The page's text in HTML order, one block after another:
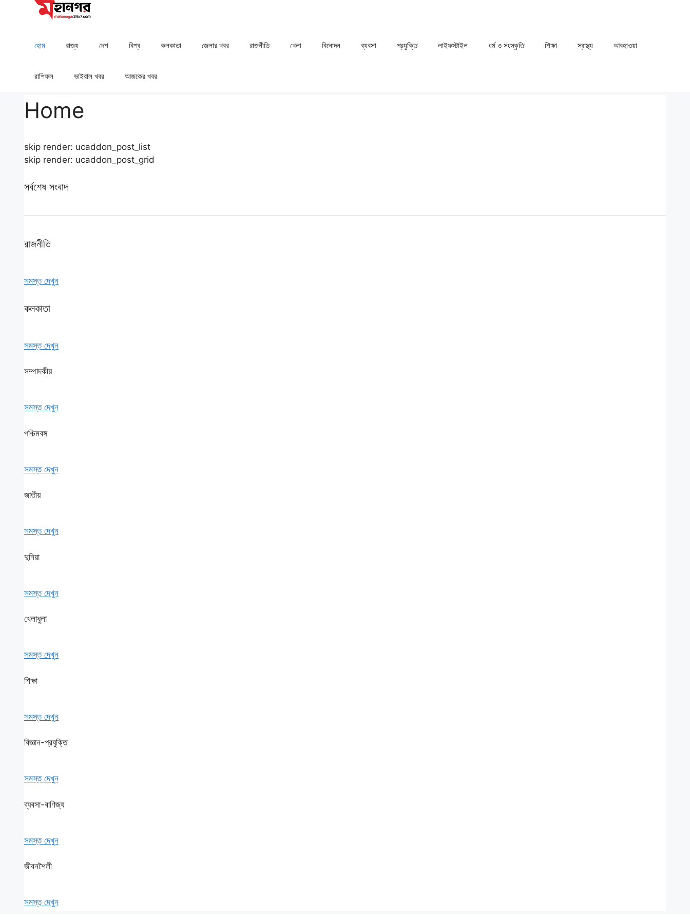
হোম রাজ্য দেশ ⁠বিশ্ব কলকাতা ⁠⁠জেলার খবর রাজনীতি খেলা ⁠বিনোদন ব্যবসা প্রযুক্তি লাইফস্টাইল ধর্ম ও সংস্কৃতি ⁠⁠শিক্ষা ⁠⁠স্বাস্থ্য ⁠⁠আবহাওয়া
রাশিফল ⁠⁠ভাইরাল খবর আজকের খবর
Home
skip render: ucaddon_post_list
skip render: ucaddon_post_grid
সর্বশেষ সংবাদ
রাজনীতি
সমস্ত দেখুন
কলকাতা
সমস্ত দেখুন
সম্পাদকীয়
সমস্ত দেখুন
পশ্চিমবঙ্গ
সমস্ত দেখুন
জাতীয়
সমস্ত দেখুন
দুনিয়া
সমস্ত দেখুন
খেলাধুলা
সমস্ত দেখুন
শিক্ষা
সমস্ত দেখুন
বিজ্ঞান-প্রযুক্তি
সমস্ত দেখুন
ব্যবসা-বাণিজ্য
সমস্ত দেখুন
জীবনশৈলী
সমস্ত দেখুন